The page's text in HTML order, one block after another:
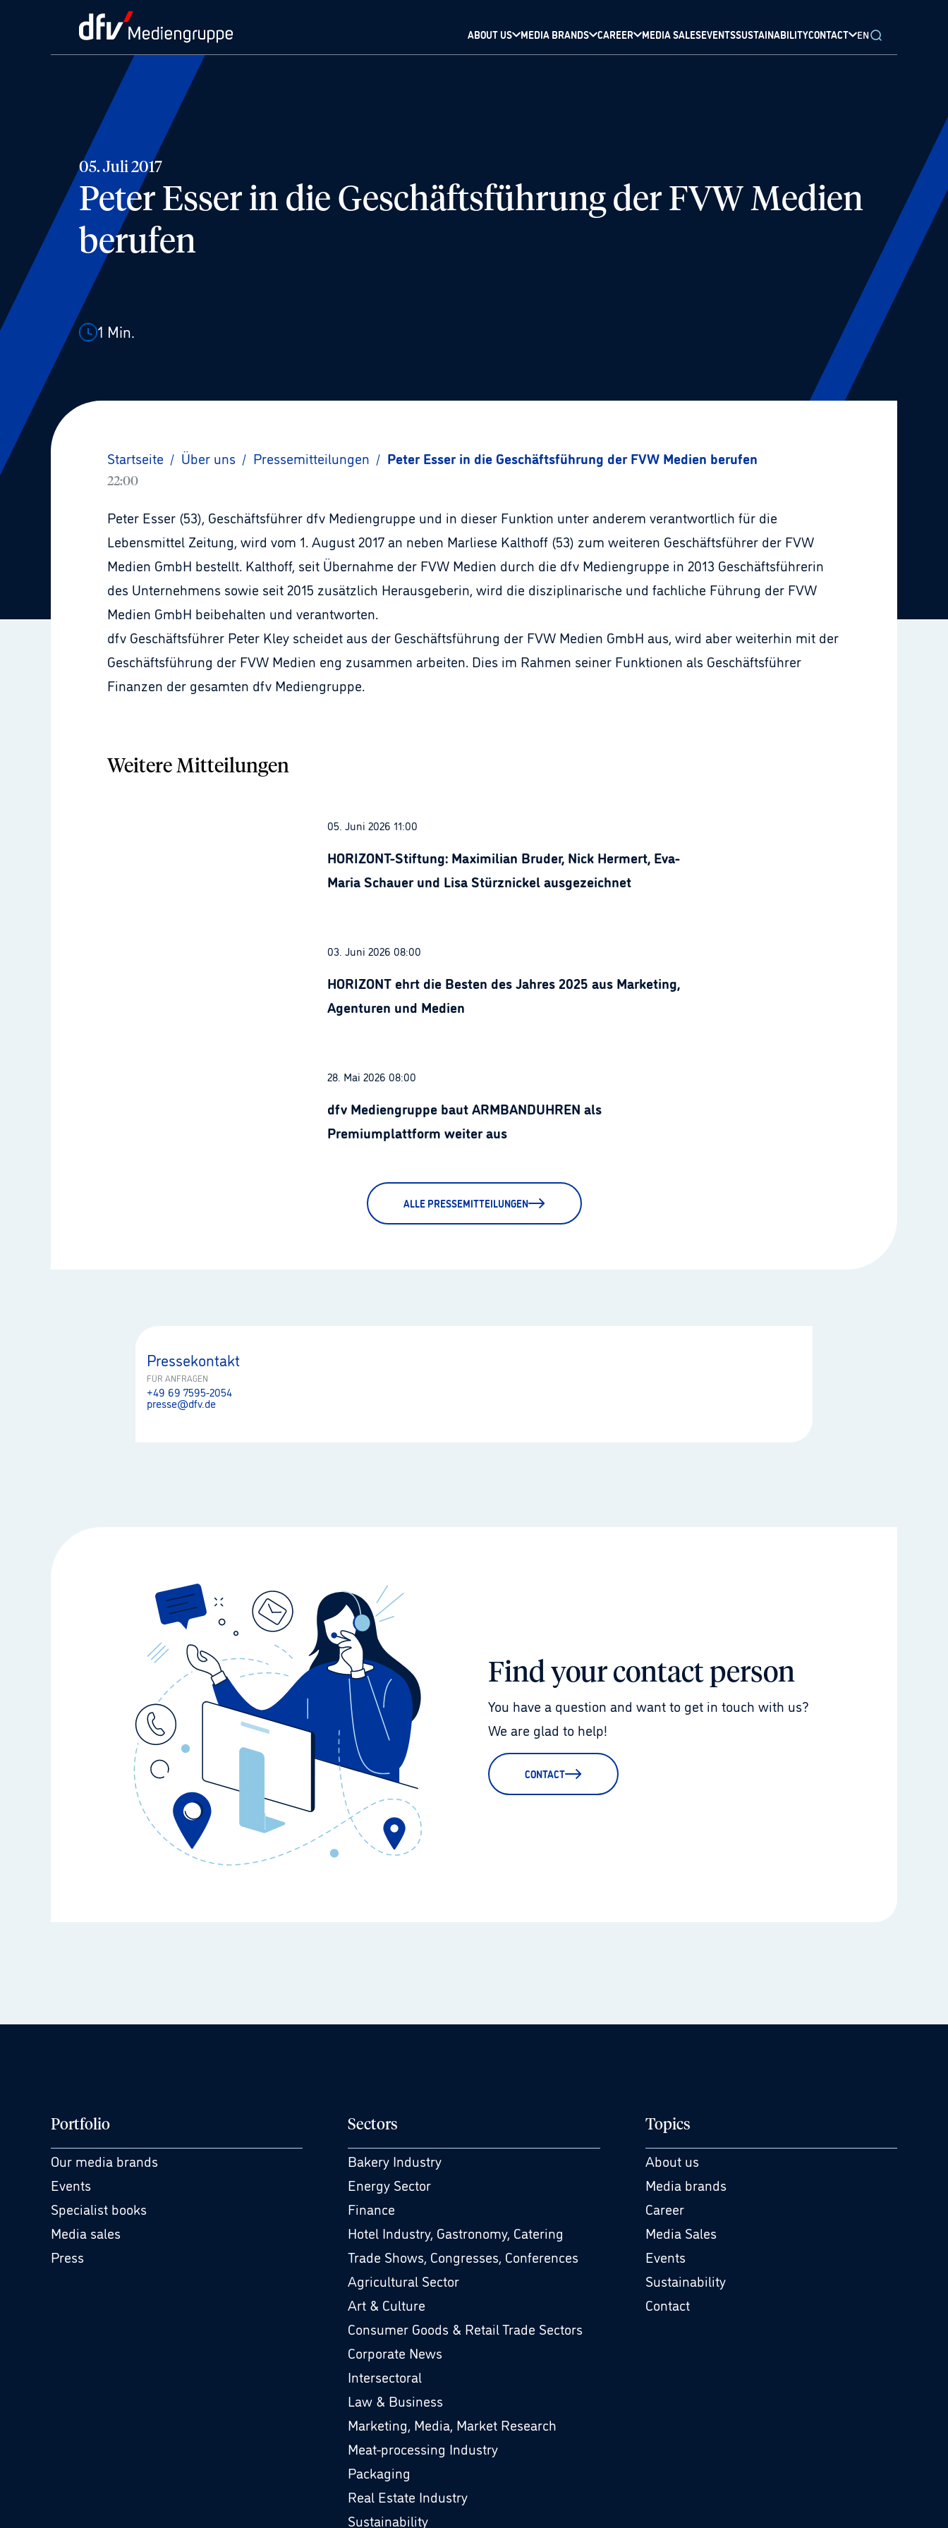
ABOUT US MEDIA BRANDS CAREER MEDIA SALESEVENTSSUSTAINABILITYCONTACT EN
05. Juli 2017
Peter Esser in die Geschäftsführung der FVW Medien
berufen
1 Min.
Startseite / Über uns / Pressemitteilungen / Peter Esser in die Geschäftsführung der FVW Medien berufen
22:00
Peter Esser (53), Geschäftsführer dfv Mediengruppe und in dieser Funktion unter anderem verantwortlich für die
Lebensmittel Zeitung, wird vom 1. August 2017 an neben Marliese Kalthoff (53) zum weiteren Geschäftsführer der FVW
Medien GmbH bestellt. Kalthoff, seit Übernahme der FVW Medien durch die dfv Mediengruppe in 2013 Geschäftsführerin
des Unternehmens sowie seit 2015 zusätzlich Herausgeberin, wird die disziplinarische und fachliche Führung der FVW
Medien GmbH beibehalten und verantworten.
dfv Geschäftsführer Peter Kley scheidet aus der Geschäftsführung der FVW Medien GmbH aus, wird aber weiterhin mit der
Geschäftsführung der FVW Medien eng zusammen arbeiten. Dies im Rahmen seiner Funktionen als Geschäftsführer
Finanzen der gesamten dfv Mediengruppe.
Weitere Mitteilungen
05. Juni 2026 11:00
HORIZONT-Stiftung: Maximilian Bruder, Nick Hermert, Eva-
Maria Schauer und Lisa Stürznickel ausgezeichnet
03. Juni 2026 08:00
HORIZONT ehrt die Besten des Jahres 2025 aus Marketing,
Agenturen und Medien
28. Mai 2026 08:00
dfv Mediengruppe baut ARMBANDUHREN als
Premiumplattform weiter aus
ALLE PRESSEMITTEILUNGEN
Pressekontakt
FÜR ANFRAGEN
+49 69 7595-2054
presse@dfv.de
Find your contact person
You have a question and want to get in touch with us?
We are glad to help!
CONTACT
Portfolio
Our media brands
Events
Specialist books
Media sales
Press
Sectors
Bakery Industry
Energy Sector
Finance
Hotel Industry, Gastronomy, Catering
Trade Shows, Congresses, Conferences
Agricultural Sector
Art & Culture
Consumer Goods & Retail Trade Sectors
Corporate News
Intersectoral
Law & Business
Marketing, Media, Market Research
Meat-processing Industry
Packaging
Real Estate Industry
Sustainability
Topics
About us
Media brands
Career
Media Sales
Events
Sustainability
Contact